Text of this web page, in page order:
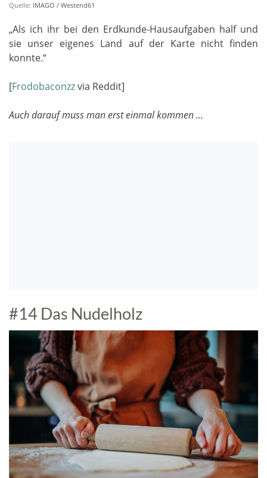
Quelle: IMAGO / Westend61
„Als ich ihr bei den Erdkunde-Hausaufgaben half und
sie unser eigenes Land auf der Karte nicht finden
konnte.“
[Frodobaconzzvia Reddit]
Auch darauf muss man erst einmal kommen ...
#14 Das Nudelholz